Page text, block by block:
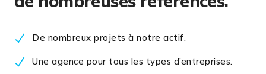
De nombreux projets à notre actif.
Une agence pour tous les types d’entreprises.